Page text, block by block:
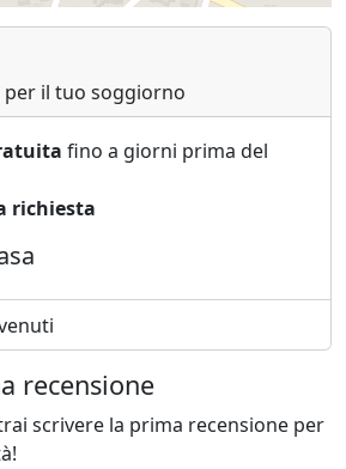
il tuo soggiorno
fino a giorni prima del
richiesta
recensione
scrivere la prima recensione per